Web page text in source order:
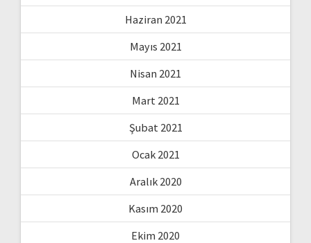
Haziran 2021
Mayıs 2021
Nisan 2021
Mart 2021
Şubat 2021
Ocak 2021
Aralık 2020
Kasım 2020
Ekim 2020